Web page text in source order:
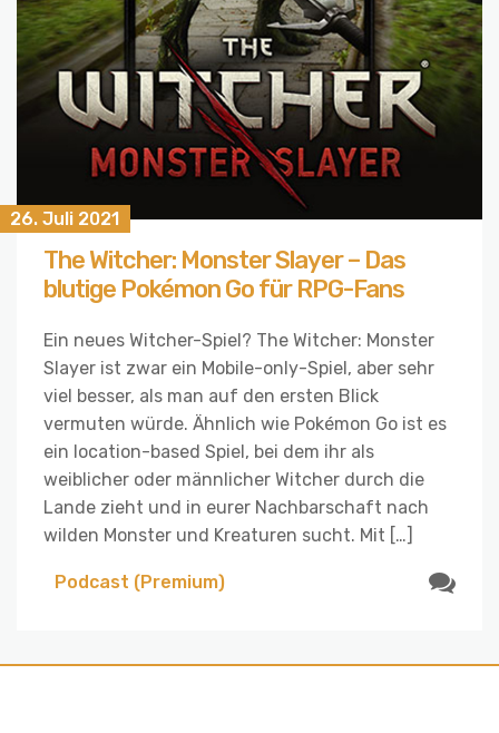
26. Juli 2021
The Witcher: Monster Slayer – Das
blutige Pokémon Go für RPG-Fans
Ein neues Witcher-Spiel? The Witcher: Monster
Slayer ist zwar ein Mobile-only-Spiel, aber sehr
viel besser, als man auf den ersten Blick
vermuten würde. Ähnlich wie Pokémon Go ist es
ein location-based Spiel, bei dem ihr als
weiblicher oder männlicher Witcher durch die
Lande zieht und in eurer Nachbarschaft nach
wilden Monster und Kreaturen sucht. Mit […]
Podcast (Premium)